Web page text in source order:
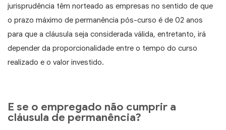
jurisprudência têm norteado as empresas no sentido de que
o prazo máximo de permanência pós-curso é de 02 anos
para que a cláusula seja considerada válida, entretanto, irá
depender da proporcionalidade entre o tempo do curso
realizado e o valor investido.
E se o empregado não cumprir a
cláusula de permanência?